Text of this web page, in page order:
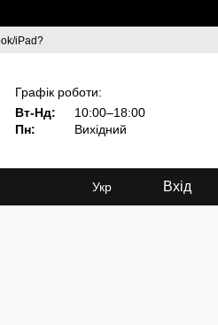
iPad?
Графік роботи:
Вт-Нд:
10:00–18:00
Пн:
Вихідний
Укр Вхід